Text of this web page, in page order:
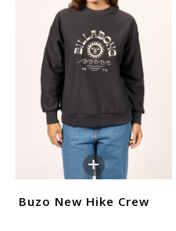
+
Buzo New Hike Crew